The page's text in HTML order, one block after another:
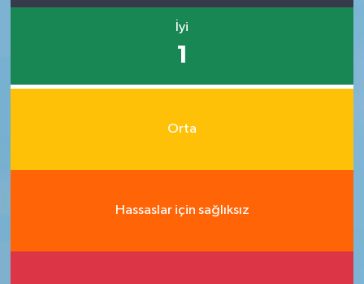
İyi
1
Orta
Hassaslar için sağlıksız